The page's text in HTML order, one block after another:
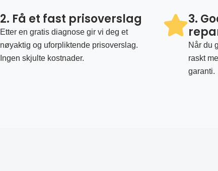
2. Få et fast prisoverslag
Etter en gratis diagnose gir vi deg et
nøyaktig og uforpliktende prisoverslag.
Ingen skjulte kostnader.
3.
Når du
raskt
garanti.